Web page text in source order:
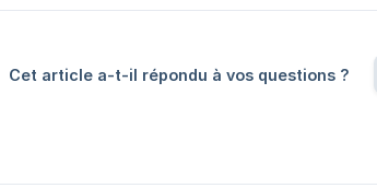
Cet article a-t-il répondu à vos questions ?